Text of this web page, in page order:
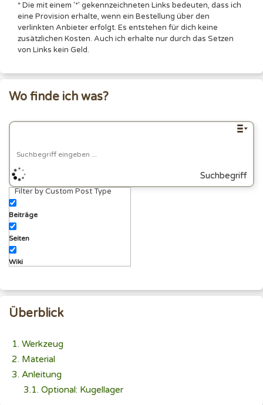
* Die mit einem '*' gekennzeichneten Links bedeuten, dass ich
eine Provision erhalte, wenn ein Bestellung über den
verlinkten Anbieter erfolgt. Es entstehen für dich keine
zusätzlichen Kosten. Auch ich erhalte nur durch das Setzen
von Links kein Geld.
Wo finde ich was?
Suchbegriff
Filter by Custom Post Type
Beiträge
Seiten
Wiki
Überblick
Werkzeug
Material
Anleitung
Optional: Kugellager